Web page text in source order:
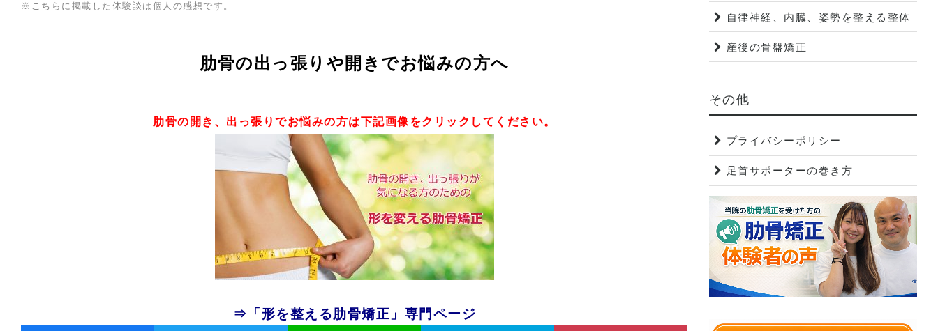
※こちらに掲載した体験談は個人の感想です。
肋骨の出っ張りや開きでお悩みの方へ
肋骨の開き、出っ張りでお悩みの方は下記画像をクリックしてください。
⇒「形を整える肋骨矯正」専門ページ
自律神経、内臓、姿勢を整える整体
産後の骨盤矯正
その他
プライバシーポリシー
足首サポーターの巻き方